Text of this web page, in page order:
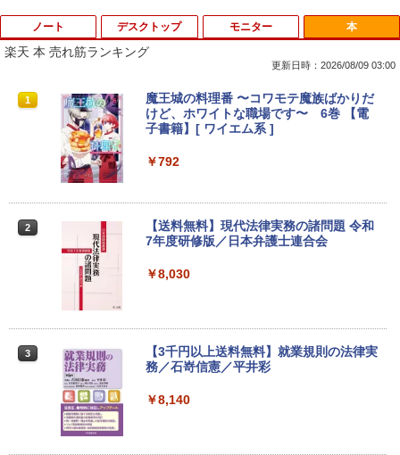
ノート
1
【期間限定破格金額！】新生活 新古品 W
in11搭載 パソコンノートパソコンoffice
付き 初心者向けノートPC 初期設定済 1
メモリ4GB～ 高速SSD1TB 最大 フルHD
￥12,980
中古パソコン
￥14,800
デスクトップ モニター
1
【お買い物マラソ開催中！P最大31.5%還
元】五年保証 白 モバイルモニター 15.6
インチ FHD 1920×1080 1080P Fast IPS
高コントラスト 超軽量 640g スピーカー
￥8,999
LCD 液晶ディスプレイ 修理交換用液晶
パネル
本
楽天 本 売れ筋ランキング
更新日時：2026/08/09 03:00
1
魔王城の料理番 〜コワモテ魔族ばかりだ
けど、ホワイトな職場です〜 6巻 【電
子書籍】[ ワイエム系 ]
￥792
2
【送料無料】現代法律実務の諸問題 令和
7年度研修版／日本弁護士連合会
￥8,030
3
【3千円以上送料無料】就業規則の法律実
務／石嵜信憲／平井彩
￥8,140